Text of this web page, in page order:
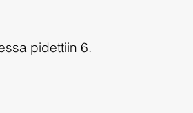
pidettiin 6.